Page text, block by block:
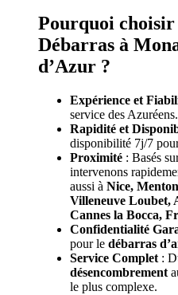
Pourquoi choisir
Débarras à
d’Azur ?
Expérience et
service des Azuréens.
Rapidité et
disponibilité 7j/7
Proximité : Basés
intervenons
aussi à Nice,
Villeneuve Loubet,
Cannes la Bocca,
Confidentialité
pour le débarras
Service Complet :
désencombrement
le plus complexe.